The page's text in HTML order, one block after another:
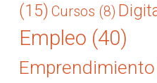
(15) Cursos (8)
Empleo (40)
Emprendimiento